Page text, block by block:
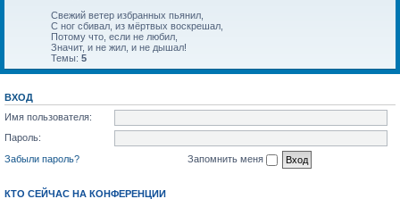
Свежий ветер избранных пьянил,
С ног сбивал, из мёртвых воскрешал,
Потому что, если не любил,
Значит, и не жил, и не дышал!
Темы: 5
ВХОД
Имя пользователя:
Пароль:
Забыли пароль?
Запомнить меня
КТО СЕЙЧАС НА КОНФЕРЕНЦИИ